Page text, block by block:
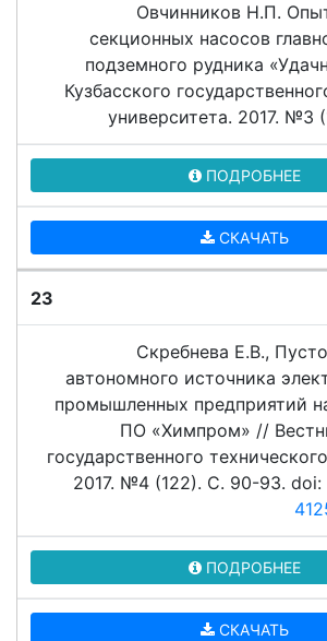
Овчинников Н.П.
секционных насосов
подземного рудника
Кузбасского
университета. 2017. №3
ПОДРОБНЕЕ
СКАЧАТЬ
23
Скребнева Е.В.,
автономного источника
промышленных предприятий
ПО «Химпром» //
государственного
2017. №4 (122). C. 90-93. doi:
ПОДРОБНЕЕ
СКАЧАТЬ